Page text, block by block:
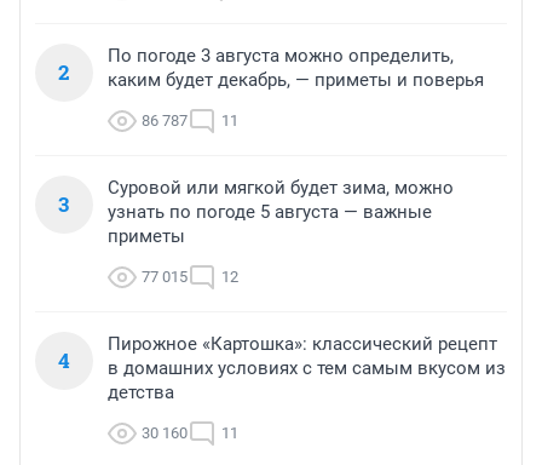
2
По погоде 3 августа можно определить,
каким будет декабрь, — приметы и поверья
86 787 11
3
Суровой или мягкой будет зима, можно
узнать по погоде 5 августа — важные
приметы
77 015 12
4
Пирожное «Картошка»: классический рецепт
в домашних условиях с тем самым вкусом из
детства
30 160 11